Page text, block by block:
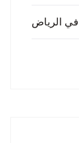
في الرياض